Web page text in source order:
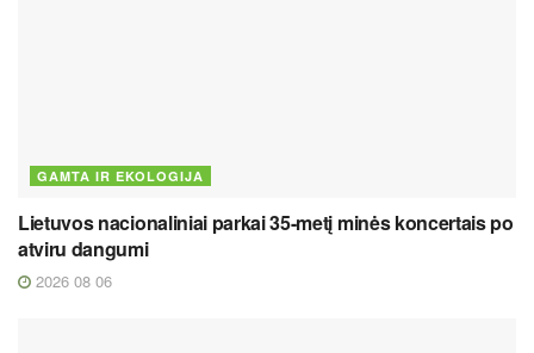
GAMTA IR EKOLOGIJA
Lietuvos nacionaliniai parkai 35-metį minės koncertais po
atviru dangumi
2026 08 06